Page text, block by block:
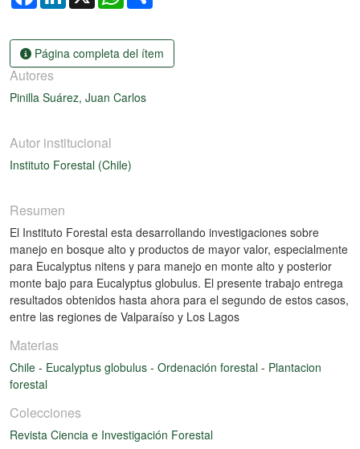
Página completa del ítem
Autores
Pinilla Suárez, Juan Carlos
Autor institucional
Instituto Forestal (Chile)
Resumen
El Instituto Forestal esta desarrollando investigaciones sobre
manejo en bosque alto y productos de mayor valor, especialmente
para Eucalyptus nitens y para manejo en monte alto y posterior
monte bajo para Eucalyptus globulus. El presente trabajo entrega
resultados obtenidos hasta ahora para el segundo de estos casos,
entre las regiones de Valparaíso y Los Lagos
Materias
Chile - Eucalyptus globulus - Ordenación forestal - Plantacion
forestal
Colecciones
Revista Ciencia e Investigación Forestal